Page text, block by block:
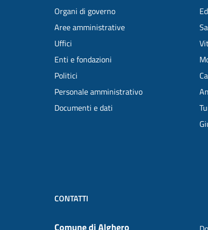
Organi di governo
Aree amministrative
Uffici
Enti e fondazioni
Politici
Personale amministrativo
Documenti e dati
CONTATTI